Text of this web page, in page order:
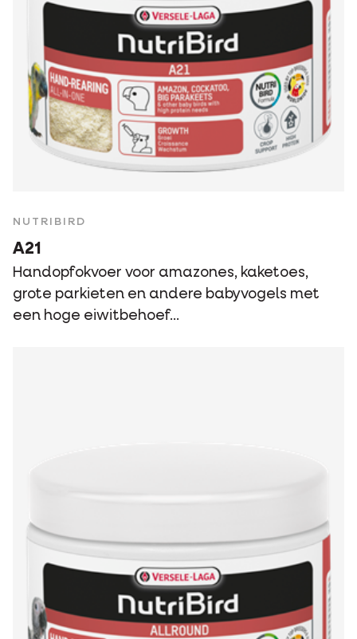
NUTRIBIRD
A21
Handopfokvoer voor amazones, kaketoes,
grote parkieten en andere babyvogels met
een hoge eiwitbehoef...